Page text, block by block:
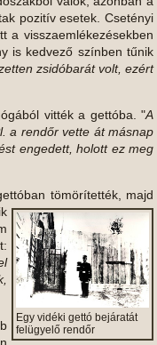
pozitív esetek. Csetényi
a visszaemlékezésekben
is kedvező színben tűnik
zsidóbarát volt, ezért
vitték a gettóba. "A
a rendőr vette át másnap
engedett, holott ez meg
tömörítették, majd
Egy vidéki gettó bejáratát
felügyelő rendőr